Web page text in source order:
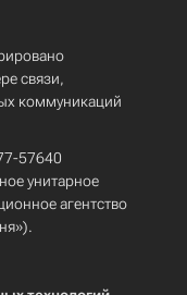
связи,
коммуникаций
57640
унитарное
агентство